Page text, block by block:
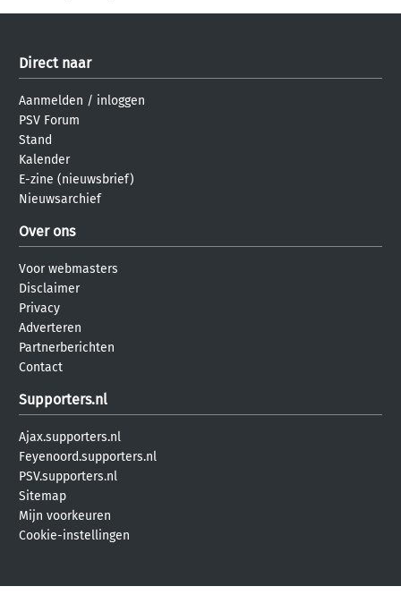
Direct naar
Aanmelden / inloggen
PSV Forum
Stand
Kalender
E-zine (nieuwsbrief)
Nieuwsarchief
Over ons
Voor webmasters
Disclaimer
Privacy
Adverteren
Partnerberichten
Contact
Supporters.nl
Ajax.supporters.nl
Feyenoord.supporters.nl
PSV.supporters.nl
Sitemap
Mijn voorkeuren
Cookie-instellingen